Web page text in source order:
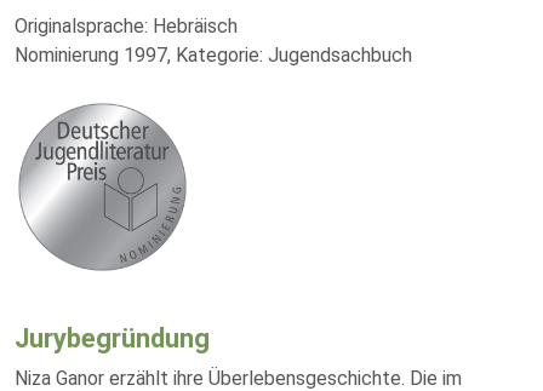
Originalsprache: Hebräisch
Nominierung 1997, Kategorie: Jugendsachbuch
Jurybegründung
Niza Ganor erzählt ihre Überlebensgeschichte. Die im